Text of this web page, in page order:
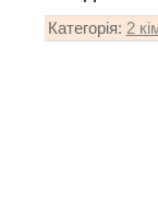
Категорія: 2